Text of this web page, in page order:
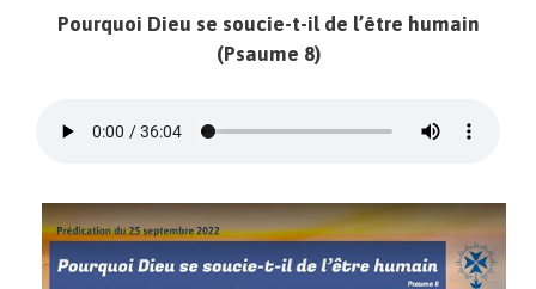
Pourquoi Dieu se soucie-t-il de l’être humain
(Psaume 8)